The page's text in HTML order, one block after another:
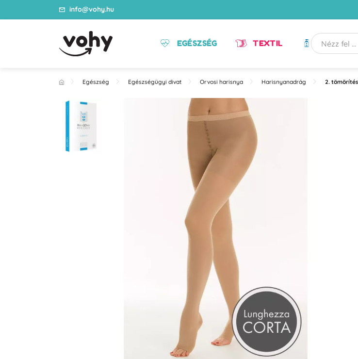
info@vohy.hu
EGÉSZSÉG TEXTIL HIGIÉNIA
Egészség Egészségügyi divat Orvosi harisnya Harisnyanadrág 2.